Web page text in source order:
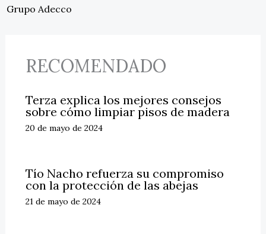
Grupo Adecco
RECOMENDADO
Terza explica los mejores consejos
sobre cómo limpiar pisos de madera
20 de mayo de 2024
Tío Nacho refuerza su compromiso
con la protección de las abejas
21 de mayo de 2024